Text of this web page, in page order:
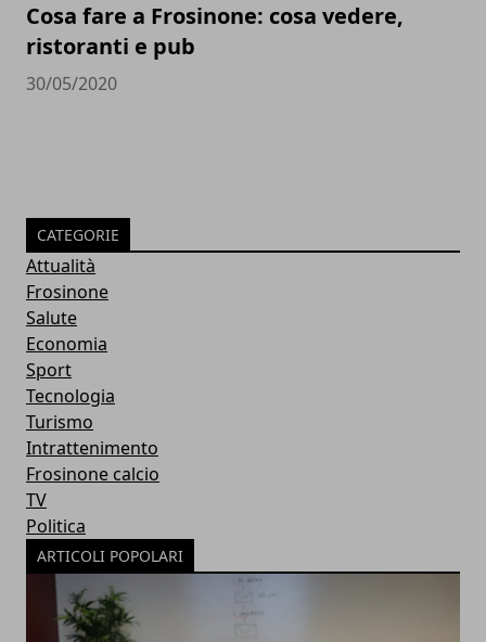
Cosa fare a Frosinone: cosa vedere,
ristoranti e pub
30/05/2020
CATEGORIE
Attualità
Frosinone
Salute
Economia
Sport
Tecnologia
Turismo
Intrattenimento
Frosinone calcio
TV
Politica
ARTICOLI POPOLARI